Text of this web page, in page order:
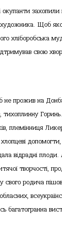
окупанти
Щоб
хліборобська
свою
не прожив на
тихоплинну
племінниця
хлопцеві
відрадні
творчості,
свого родича
обласних,
багатогранна